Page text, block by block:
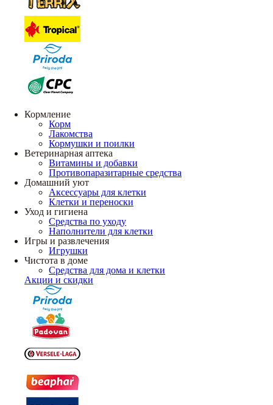
Кормление
Корм
Лакомства
Кормушки и поилки
Ветеринарная аптека
Витамины и добавки
Противопаразитарные средства
Домашний уют
Аксессуары для клетки
Клетки и переноски
Уход и гигиена
Средства по уходу
Наполнители для клетки
Игры и развлечения
Игрушки
Чистота в доме
Средства для дома и клетки
Акции и скидки